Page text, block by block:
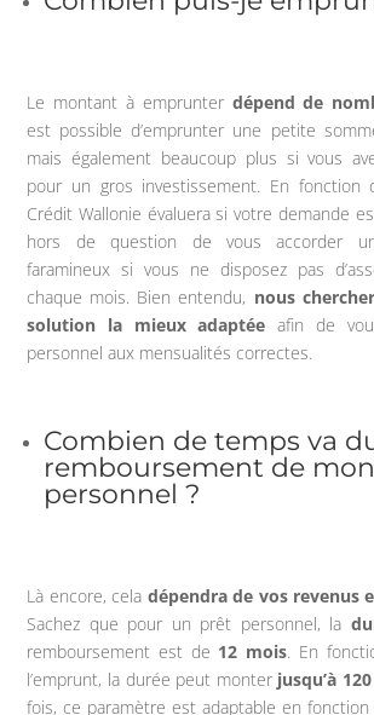
Le montant à emprunterdépend de
est possible d’emprunter une petite
mais également beaucoup plus si vous
pour un gros investissement. En fonction
Crédit Wallonie évaluera si votre demande
hors de question de vous accorder
faramineux si vous ne disposez pas
chaque mois. Bien entendu, nous
solution la mieux adaptée afin de
personnel aux mensualités correctes.
Combien de temps va
remboursement de
personnel ?
Là encore, cela dépendra de vos revenus
Sachez que pour un prêt personnel, la
remboursement est de 12 mois. En
l’emprunt, la durée peut monterjusqu’à
fois, ce paramètre est adaptable en